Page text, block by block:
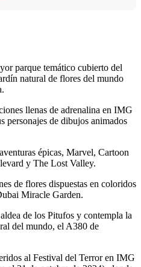
parque temático cubierto del
natural de flores del mundo
llenas de adrenalina en IMG
personajes de dibujos animados
épicas, Marvel, Cartoon
y The Lost Valley.
de flores dispuestas en coloridos
Miracle Garden.
de los Pitufos y contempla la
del mundo, el A380 de
al Festival del Terror en IMG